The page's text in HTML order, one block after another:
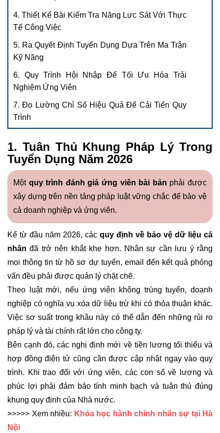
4. Thiết Kế Bài Kiểm Tra Năng Lực Sát Với Thực
Tế Công Việc
5. Ra Quyết Định Tuyển Dụng Dựa Trên Ma Trận
Kỹ Năng
6. Quy Trình Hội Nhập Để Tối Ưu Hóa Trải
Nghiệm Ứng Viên
7. Đo Lường Chỉ Số Hiệu Quả Để Cải Tiến Quy
Trình
1. Tuân Thủ Khung Pháp Lý Trong
Tuyển Dụng Năm 2026
Một quy trình đánh giá ứng viên bài bản phải được
xây dựng trên nền tảng pháp luật vững chắc để bảo vệ
cả doanh nghiệp và ứng viên.
Kể từ đầu năm 2026, các quy định về bảo vệ dữ liệu cá
nhân đã trở nên khắt khe hơn. Nhân sự cần lưu ý rằng
mọi thông tin từ hồ sơ dự tuyển, email đến kết quả phỏng
vấn đều phải được quản lý chặt chẽ.
Theo luật mới, nếu ứng viên không trúng tuyển, doanh
nghiệp có nghĩa vụ xóa dữ liệu trừ khi có thỏa thuận khác.
Việc sơ suất trong khâu này có thể dẫn đến những rủi ro
pháp lý và tài chính rất lớn cho công ty.
Bên cạnh đó, các nghị định mới về tiền lương tối thiểu và
hợp đồng điện tử cũng cần được cập nhật ngay vào quy
trình. Khi trao đổi với ứng viên, các con số về lương và
phúc lợi phải đảm bảo tính minh bạch và tuân thủ đúng
khung quy định của Nhà nước.
>>>>> Xem nhiều: Khóa học hành chính nhân sự tại Hà
Nội